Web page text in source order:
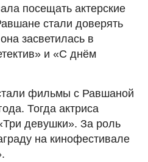
посещать актерские
стали доверять
засветилась в
и «С днём
фильмы с Равшаной
Тогда актриса
девушки». За роль
на кинофестивале